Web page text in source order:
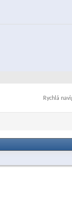
Rychlá